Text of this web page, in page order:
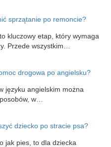
sprzątanie po remoncie?
kluczowy etap, który wymaga
Przede wszystkim…
drogowa po angielsku?
języku angielskim można
w…
dziecko po stracie psa?
jak pies, to dla dziecka